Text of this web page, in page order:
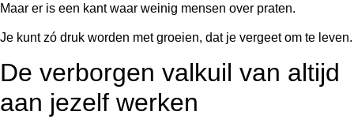
Maar er is een kant waar weinig mensen over praten.
Je kunt zó druk worden met groeien, dat je vergeet om te leven.
De verborgen valkuil van altijd
aan jezelf werken